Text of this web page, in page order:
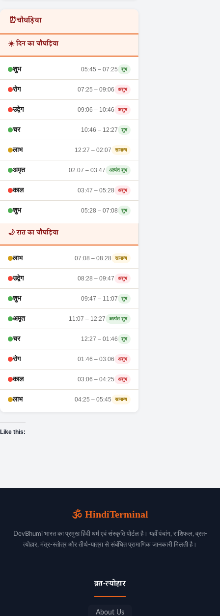
⏰चौघड़िया
☀️ दिन का चौघड़िया
शुभ 05:45 – 07:25 शुभ
रोग 07:25 – 09:06 अशुभ
उद्वेग 09:06 – 10:46 अशुभ
चर 10:46 – 12:27 शुभ
लाभ 12:27 – 02:07 सामान्य
अमृत 02:07 – 03:47 अत्यंत शुभ
काल 03:47 – 05:28 अशुभ
शुभ 05:28 – 07:08 शुभ
🌙 रात का चौघड़िया
लाभ 07:08 – 08:28 सामान्य
उद्वेग 08:28 – 09:47 अशुभ
शुभ 09:47 – 11:07 शुभ
अमृत 11:07 – 12:27 अत्यंत शुभ
चर 12:27 – 01:46 शुभ
रोग 01:46 – 03:06 अशुभ
काल 03:06 – 04:25 अशुभ
लाभ 04:25 – 05:45 सामान्य
Like this:
🕉️ HindiTerminal
DevBhumi भारत का प्रमुख हिंदी धर्म एवं संस्कृति पोर्टल है। यहाँ पंचांग, राशिफल, व्रत-
त्योहार, मंत्र-स्तोत्र और तीर्थ-यात्रा से संबंधित प्रामाणिक जानकारी मिलती है।
व्रत-त्योहार
About Us